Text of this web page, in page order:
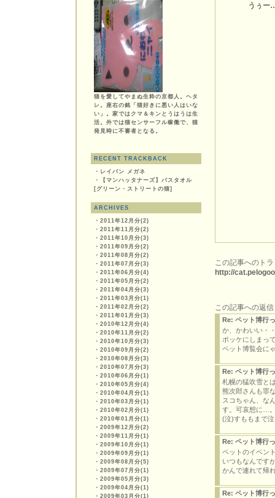
猫を愛してやまぬ生粋の京都人。ヘタ
レ。座右の銘「猫好きに悪い人はいな
い」。家ではクマ＆キンとうはうは生
活。外では猫センサーフル稼働で、猫
発見時に不審者となる。
RECENT TRACKBACK
・ レイバン メガネ
・
【マンハッタナーズ】バスタオル
[グリーン・ストリートの猫]
ARCHIVES
・ 2011年12月分(2)
・ 2011年11月分(2)
・ 2011年10月分(3)
・ 2011年09月分(2)
・ 2011年08月分(2)
・ 2011年07月分(3)
・ 2011年06月分(4)
・ 2011年05月分(2)
・ 2011年04月分(3)
・ 2011年03月分(1)
・ 2011年02月分(2)
・ 2011年01月分(3)
・ 2010年12月分(4)
・ 2010年11月分(2)
・ 2010年10月分(3)
・ 2010年09月分(2)
・ 2010年08月分(3)
・ 2010年07月分(3)
・ 2010年06月分(1)
・ 2010年05月分(4)
・ 2010年04月分(1)
・ 2010年03月分(1)
・ 2010年02月分(1)
・ 2010年01月分(1)
・ 2009年12月分(2)
・ 2009年11月分(1)
・ 2009年10月分(1)
・ 2009年09月分(1)
・ 2009年08月分(5)
・ 2009年07月分(1)
・ 2009年05月分(3)
・ 2009年04月分(1)
・ 2009年03月分(1)
うぅー
この記事へのト
http://
この記事への返信
Re: ペット博行
か、かわいい・
ポッケにしまっ
ペット博覧会に
Re: ペット博行
札幌の猛吹雪と
熊次郎さんも罪
スコちゃん、な
す。可哀想に…
(泣)すももまで
Re: ペット博行
ペットのイベン
いつもなんです
かんで連れて帰
Re: ペット博行